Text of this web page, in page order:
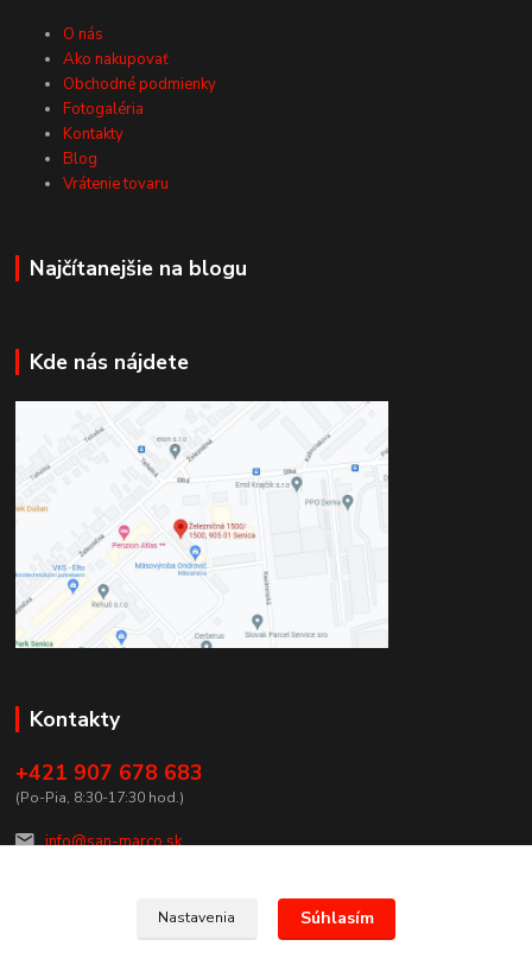
O nás
Ako nakupovať
Obchodné podmienky
Fotogaléria
Kontakty
Blog
Vrátenie tovaru
Najčítanejšie na blogu
Kde nás nájdete
Kontakty
+421 907 678 683
(Po-Pia, 8:30-17:30 hod.)
info@san-marco.sk
Nastavenia Súhlasím